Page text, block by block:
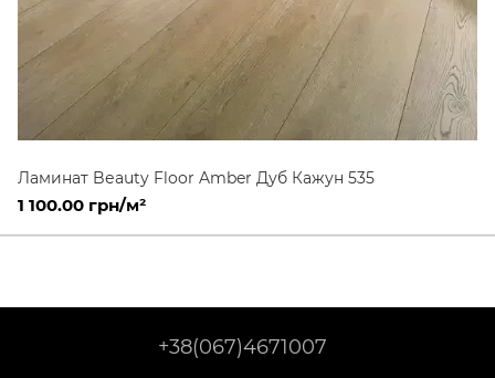
Ламинат Bеauty Floor Amber Дуб Кажун 535
1 100.00 грн/м²
+38(067)4671007